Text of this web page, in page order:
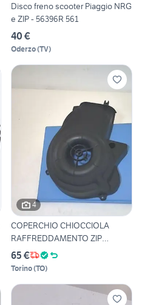
Disco freno scooter Piaggio NRG
e ZIP - 56396R 561
40 €
Oderzo(TV)
4
COPERCHIO CHIOCCIOLA
RAFFREDDAMENTO ZIP
LIBERTY FL
65 €
Torino(TO)